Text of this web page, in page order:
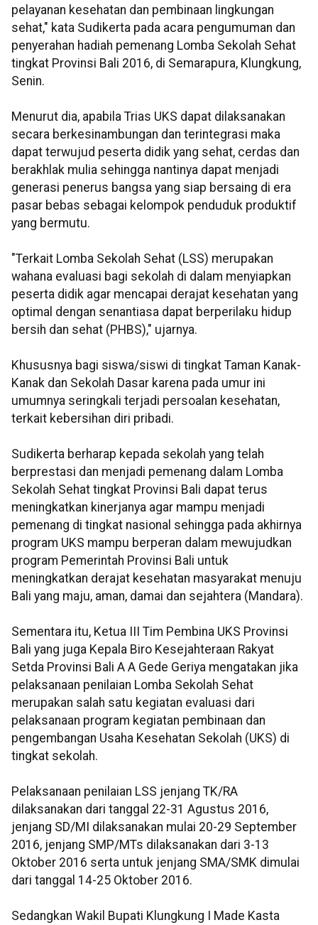
pelayanan kesehatan dan pembinaan lingkungan
sehat," kata Sudikerta pada acara pengumuman dan
penyerahan hadiah pemenang Lomba Sekolah Sehat
tingkat Provinsi Bali 2016, di Semarapura, Klungkung,
Senin.
Menurut dia, apabila Trias UKS dapat dilaksanakan
secara berkesinambungan dan terintegrasi maka
dapat terwujud peserta didik yang sehat, cerdas dan
berakhlak mulia sehingga nantinya dapat menjadi
generasi penerus bangsa yang siap bersaing di era
pasar bebas sebagai kelompok penduduk produktif
yang bermutu.
"Terkait Lomba Sekolah Sehat (LSS) merupakan
wahana evaluasi bagi sekolah di dalam menyiapkan
peserta didik agar mencapai derajat kesehatan yang
optimal dengan senantiasa dapat berperilaku hidup
bersih dan sehat (PHBS)," ujarnya.
Khususnya bagi siswa/siswi di tingkat Taman Kanak-
Kanak dan Sekolah Dasar karena pada umur ini
umumnya seringkali terjadi persoalan kesehatan,
terkait kebersihan diri pribadi.
Sudikerta berharap kepada sekolah yang telah
berprestasi dan menjadi pemenang dalam Lomba
Sekolah Sehat tingkat Provinsi Bali dapat terus
meningkatkan kinerjanya agar mampu menjadi
pemenang di tingkat nasional sehingga pada akhirnya
program UKS mampu berperan dalam mewujudkan
program Pemerintah Provinsi Bali untuk
meningkatkan derajat kesehatan masyarakat menuju
Bali yang maju, aman, damai dan sejahtera (Mandara).
Sementara itu, Ketua III Tim Pembina UKS Provinsi
Bali yang juga Kepala Biro Kesejahteraan Rakyat
Setda Provinsi Bali A A Gede Geriya mengatakan jika
pelaksanaan penilaian Lomba Sekolah Sehat
merupakan salah satu kegiatan evaluasi dari
pelaksanaan program kegiatan pembinaan dan
pengembangan Usaha Kesehatan Sekolah (UKS) di
tingkat sekolah.
Pelaksanaan penilaian LSS jenjang TK/RA
dilaksanakan dari tanggal 22-31 Agustus 2016,
jenjang SD/MI dilaksanakan mulai 20-29 September
2016, jenjang SMP/MTs dilaksanakan dari 3-13
Oktober 2016 serta untuk jenjang SMA/SMK dimulai
dari tanggal 14-25 Oktober 2016.
Sedangkan Wakil Bupati Klungkung I Made Kasta